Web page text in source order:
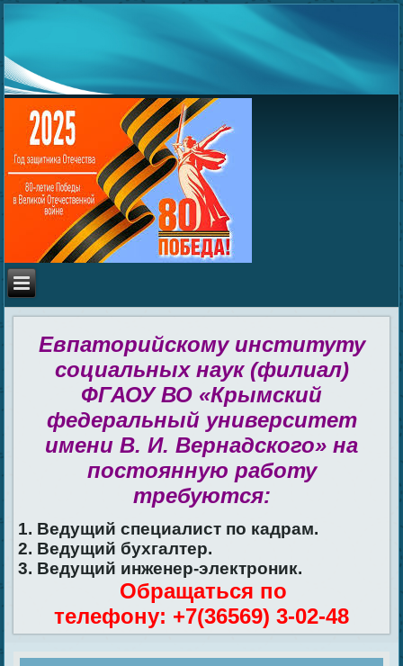
Евпаторийскому институту
социальных наук (филиал)
ФГАОУ ВО «Крымский
федеральный университет
имени В. И. Вернадского» на
постоянную работу
требуются:
1. Ведущий специалист по кадрам.
2. Ведущий бухгалтер.
3. Ведущий инженер-электроник.
Обращаться по
телефону: +7(36569) 3-02-48